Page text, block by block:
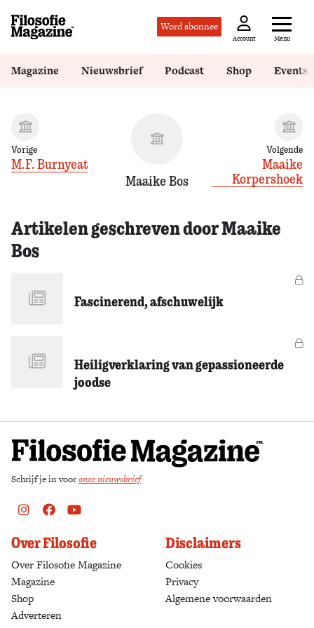
Word abonnee
Account Menu
Magazine Nieuwsbrief Podcast Shop Events
Vorige
M.F. Burnyeat
Maaike Bos
Volgende
Maaike
Korpershoek
Artikelen geschreven door Maaike
Bos
Fascinerend, afschuwelijk
Heiligverklaring van gepassioneerde
joodse
Schrijf je in vooronze nieuwsbrief
Instagram
FacebookYoutube
Over Filosofie
Over Filosofie Magazine
Magazine
Shop
Adverteren
Disclaimers
Cookies
Privacy
Algemene voorwaarden